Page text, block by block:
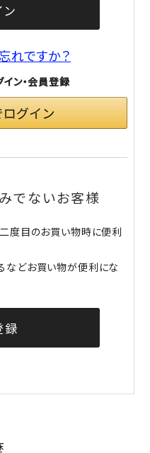
ン
れですか？
ン・会員登録
でないお客様
度目のお買い物時に便利
などお買い物が便利にな
録